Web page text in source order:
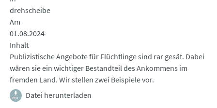
drehscheibe
Am
01.08.2024
Inhalt
Publizistische Angebote für Flüchtlinge sind rar gesät. Dabei
wären sie ein wichtiger Bestandteil des Ankommens im
fremden Land. Wir stellen zwei Beispiele vor.
Datei herunterladen